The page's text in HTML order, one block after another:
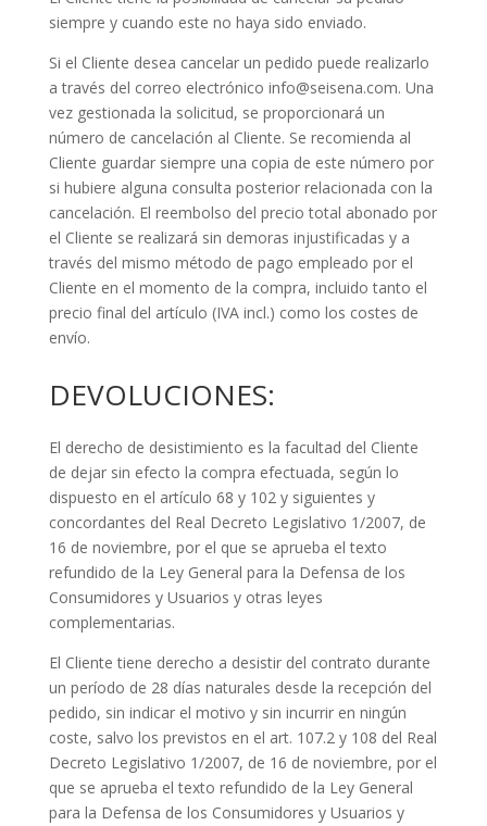
siempre y cuando este no haya sido enviado.
Si el Cliente desea cancelar un pedido puede realizarlo
a través del correo electrónico info@seisena.com. Una
vez gestionada la solicitud, se proporcionará un
número de cancelación al Cliente. Se recomienda al
Cliente guardar siempre una copia de este número por
si hubiere alguna consulta posterior relacionada con la
cancelación. El reembolso del precio total abonado por
el Cliente se realizará sin demoras injustificadas y a
través del mismo método de pago empleado por el
Cliente en el momento de la compra, incluido tanto el
precio final del artículo (IVA incl.) como los costes de
envío.
DEVOLUCIONES:
El derecho de desistimiento es la facultad del Cliente
de dejar sin efecto la compra efectuada, según lo
dispuesto en el artículo 68 y 102 y siguientes y
concordantes del Real Decreto Legislativo 1/2007, de
16 de noviembre, por el que se aprueba el texto
refundido de la Ley General para la Defensa de los
Consumidores y Usuarios y otras leyes
complementarias.
El Cliente tiene derecho a desistir del contrato durante
un período de 28 días naturales desde la recepción del
pedido, sin indicar el motivo y sin incurrir en ningún
coste, salvo los previstos en el art. 107.2 y 108 del Real
Decreto Legislativo 1/2007, de 16 de noviembre, por el
que se aprueba el texto refundido de la Ley General
para la Defensa de los Consumidores y Usuarios y